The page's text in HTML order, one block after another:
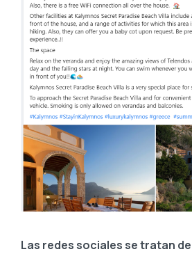
Las redes sociales se tratan